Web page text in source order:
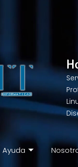
Ayuda